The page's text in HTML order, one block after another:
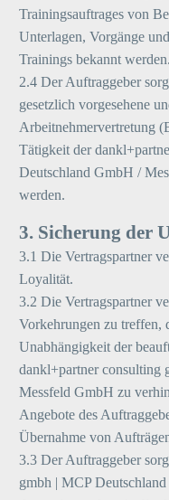
Trainingsauftrages von
Unterlagen, Vorgänge
Trainings bekannt werden.
2.4 Der Auftraggeber
gesetzlich vorgesehene
Arbeitnehmervertretung
Tätigkeit der
Deutschland GmbH /
werden.
3. Sicherung der
3.1 Die Vertragspartner
Loyalität.
3.2 Die Vertragspartner
Vorkehrungen zu treffen,
Unabhängigkeit der
dankl+partner consulting
Messfeld GmbH zu
Angebote des
Übernahme von
3.3 Der Auftraggeber
gmbh | MCP